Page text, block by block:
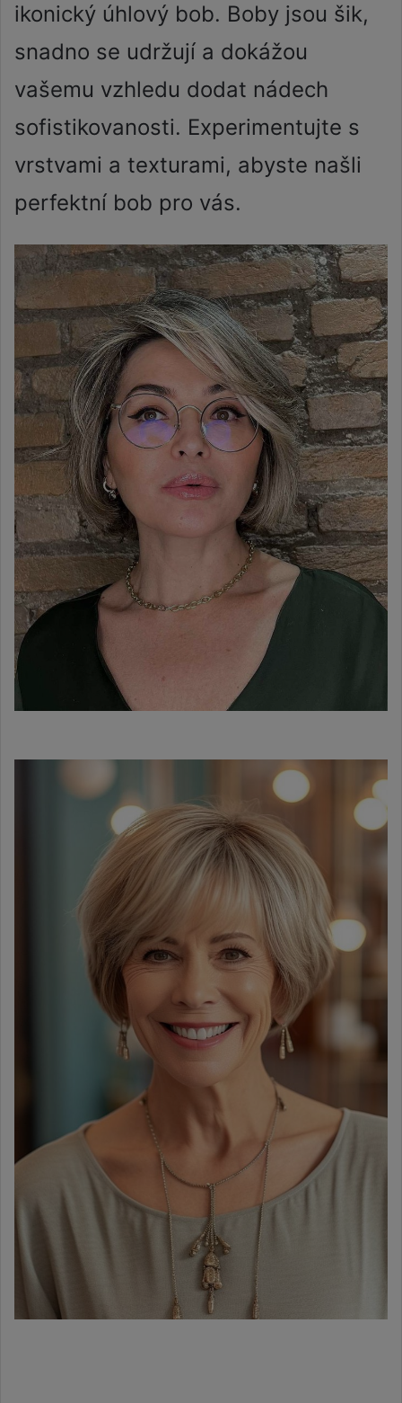
ikonický úhlový bob. Boby jsou šik,
snadno se udržují a dokážou
vašemu vzhledu dodat nádech
sofistikovanosti. Experimentujte s
vrstvami a texturami, abyste našli
perfektní bob pro vás.